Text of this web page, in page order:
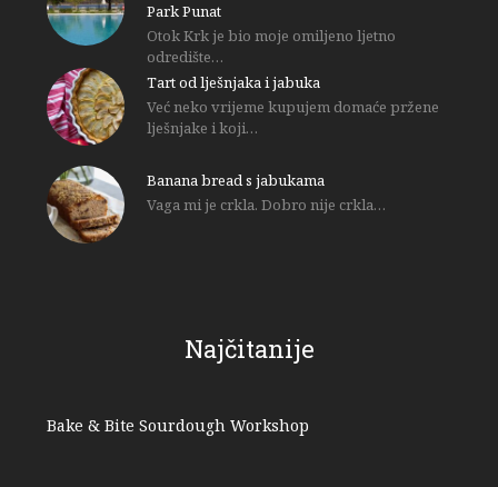
Park Punat
Otok Krk je bio moje omiljeno ljetno
odredište…
Tart od lješnjaka i jabuka
Već neko vrijeme kupujem domaće pržene
lješnjake i koji…
Banana bread s jabukama
Vaga mi je crkla. Dobro nije crkla…
Najčitanije
Bake & Bite Sourdough Workshop